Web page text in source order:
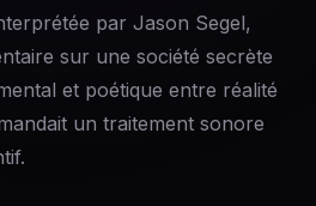
par Jason Segel,
sur une société secrète
et poétique entre réalité
un traitement sonore